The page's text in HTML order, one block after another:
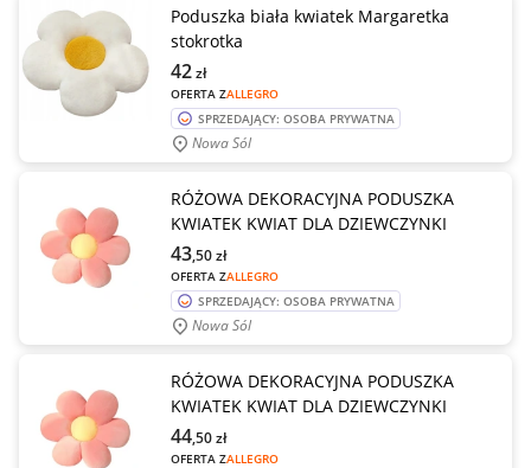
Poduszka biała kwiatek Margaretka
stokrotka
OFERTA ZALLEGRO
42zł
SPRZEDAJĄCY: OSOBA PRYWATNA
Nowa Sól
RÓŻOWA DEKORACYJNA PODUSZKA
KWIATEK KWIAT DLA DZIEWCZYNKI
OFERTA ZALLEGRO
43,50zł
SPRZEDAJĄCY: OSOBA PRYWATNA
Nowa Sól
RÓŻOWA DEKORACYJNA PODUSZKA
KWIATEK KWIAT DLA DZIEWCZYNKI
OFERTA ZALLEGRO
44,50zł